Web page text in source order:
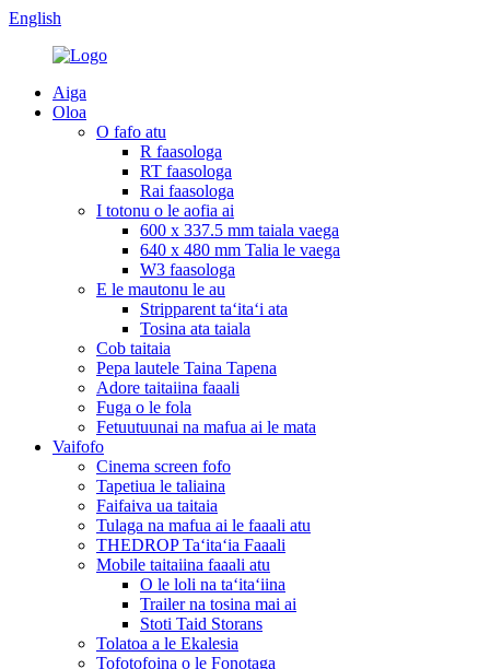
English
Aiga
Oloa
O fafo atu
R faasologa
RT faasologa
Rai faasologa
I totonu o le aofia ai
600 x 337.5 mm taiala vaega
640 x 480 mm Talia le vaega
W3 faasologa
E le mautonu le au
Stripparent taʻitaʻi ata
Tosina ata taiala
Cob taitaia
Pepa lautele Taina Tapena
Adore taitaiina faaali
Fuga o le fola
Fetuutuunai na mafua ai le mata
Vaifofo
Cinema screen fofo
Tapetiua le taliaina
Faifaiva ua taitaia
Tulaga na mafua ai le faaali atu
THEDROP Taʻitaʻia Faaali
Mobile taitaiina faaali atu
O le loli na taʻitaʻiina
Trailer na tosina mai ai
Stoti Taid Storans
Tolatoa a le Ekalesia
Tofotofoina o le Fonotaga